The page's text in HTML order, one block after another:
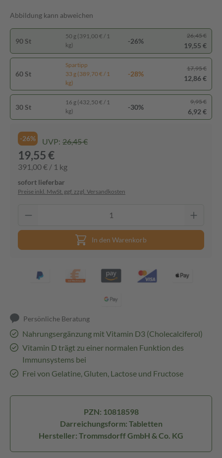
Abbildung kann abweichen
90 St
50 g (391,00 € / 1
kg)
-26%
26,45 €
19,55 €
60 St
Spartipp
33 g (389,70 € / 1
kg)
-28%
17,95 €
12,86 €
30 St
16 g (432,50 € / 1
kg)
-30%
9,95 €
6,92 €
-26% UVP: 26,45 €
19,55 €
391,00 € / 1 kg
sofort lieferbar
Preise inkl. MwSt. ggf. zzgl. Versandkosten
In den Warenkorb
Persönliche Beratung
Nahrungsergänzung mit Vitamin D3 (Cholecalciferol)
Vitamin D trägt zu einer normalen Funktion des
Immunsystems bei
Frei von Gelatine, Gluten, Lactose und Fructose
PZN: 10818598
Darreichungsform: Tabletten
Hersteller: Trommsdorff GmbH & Co. KG